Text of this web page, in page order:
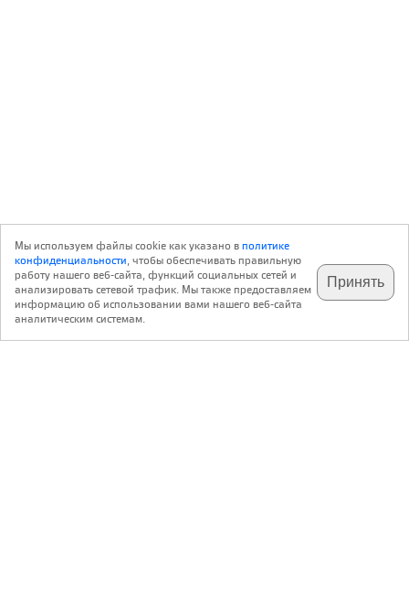
подпишитесь на наш
телеграм @archi_ru
✕
с 20 июля 1999 г.
Мы используем файлы cookie как указано вполитике
конфиденциальности, чтобы обеспечивать правильную
работу нашего веб-сайта, функций социальных сетей и
анализировать сетевой трафик. Мы также предоставляем
информацию об использовании вами нашего веб-сайта
аналитическим системам.
Принять